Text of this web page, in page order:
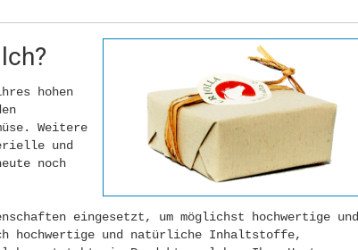
hohen
Weitere
und
noch
eingesetzt, um möglichst hochwertige und
hochwertige und natürliche Inhaltstoffe,